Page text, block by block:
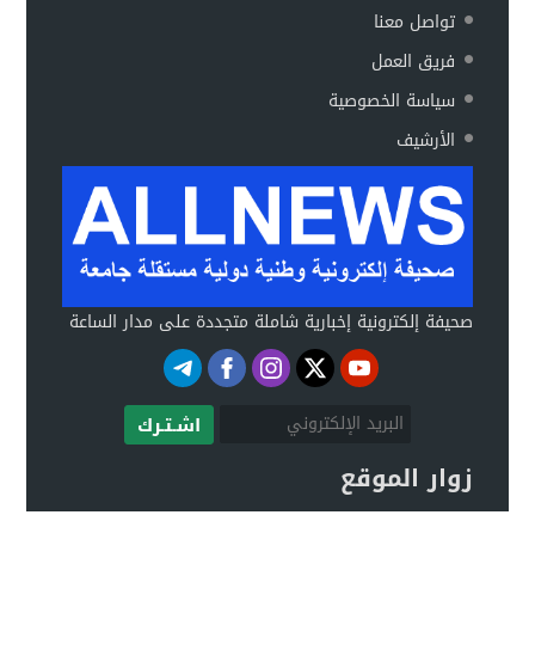
تواصل معنا
فريق العمل
سياسة الخصوصية
الأرشيف
صحيفة إلكترونية إخبارية شاملة متجددة على مدار الساعة
اشـتـرك
زوار الموقع